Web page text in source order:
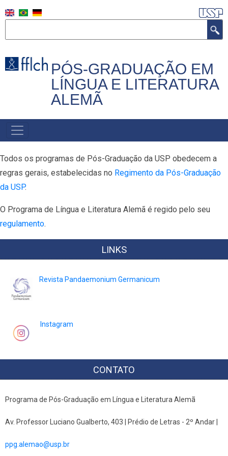
to
PÓS-GRADUAÇÃO EM
LÍNGUA E LITERATURA
ALEMÃ
MAIN
NAVIGATION
Todos os programas de Pós-Graduação da USP obedecem a
regras gerais, estabelecidas no Regimento da Pós-Graduação
da USP.
O Programa de Língua e Literatura Alemã é regido pelo seu
regulamento.
LINKS
Revista Pandaemonium Germanicum
Instagram
CONTATO
Programa de Pós-Graduação em Língua e Literatura Alemã
Av. Professor Luciano Gualberto, 403 | Prédio de Letras - 2º Andar |
ppg.alemao@usp.br